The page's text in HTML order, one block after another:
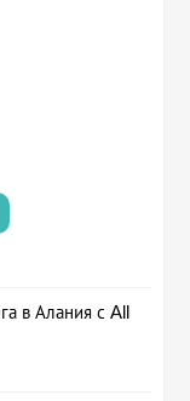
в Алания с All